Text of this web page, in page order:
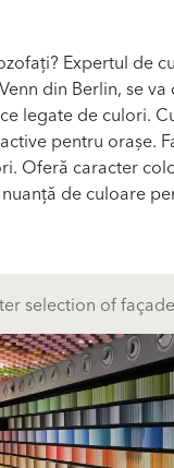
Expertul de
din Berlin, se
legate de culori.
pentru orașe.
Oferă caracter
de culoare
selection of façade